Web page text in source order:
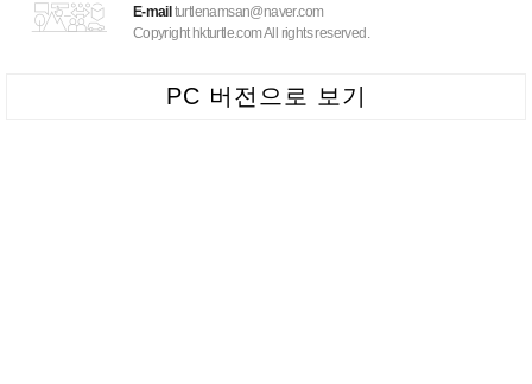
E-mail turtlenamsan@naver.com
Copyright hkturtle.com All rights reserved.
PC 버전으로 보기